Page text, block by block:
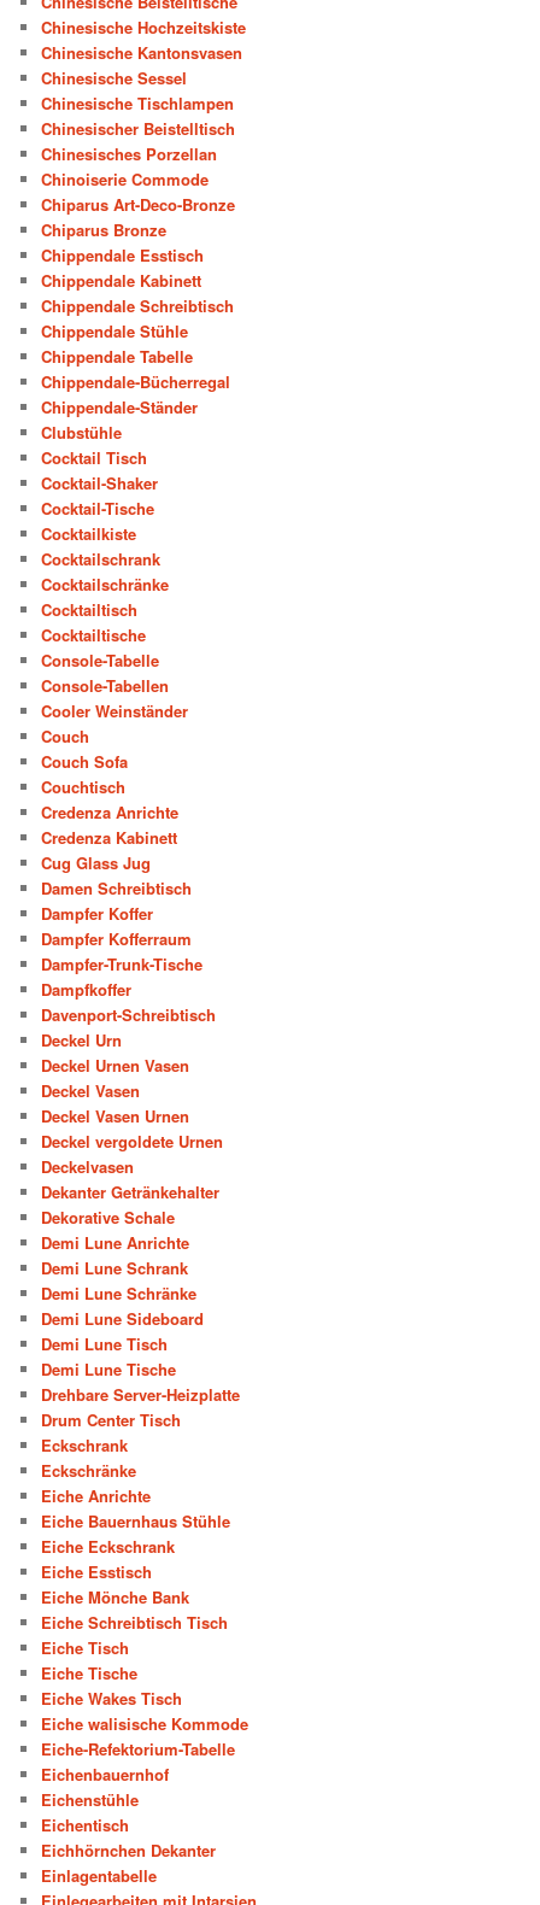
Chinesische Hochzeitskiste
Chinesische Kantonsvasen
Chinesische Sessel
Chinesische Tischlampen
Chinesischer Beistelltisch
Chinesisches Porzellan
Chinoiserie Commode
Chiparus Art-Deco-Bronze
Chiparus Bronze
Chippendale Esstisch
Chippendale Kabinett
Chippendale Schreibtisch
Chippendale Stühle
Chippendale Tabelle
Chippendale-Bücherregal
Chippendale-Ständer
Clubstühle
Cocktail Tisch
Cocktail-Shaker
Cocktail-Tische
Cocktailkiste
Cocktailschrank
Cocktailschränke
Cocktailtisch
Cocktailtische
Console-Tabelle
Console-Tabellen
Cooler Weinständer
Couch
Couch Sofa
Couchtisch
Credenza Anrichte
Credenza Kabinett
Cug Glass Jug
Damen Schreibtisch
Dampfer Koffer
Dampfer Kofferraum
Dampfer-Trunk-Tische
Dampfkoffer
Davenport-Schreibtisch
Deckel Urn
Deckel Urnen Vasen
Deckel Vasen
Deckel Vasen Urnen
Deckel vergoldete Urnen
Deckelvasen
Dekanter Getränkehalter
Dekorative Schale
Demi Lune Anrichte
Demi Lune Schrank
Demi Lune Schränke
Demi Lune Sideboard
Demi Lune Tisch
Demi Lune Tische
Drehbare Server-Heizplatte
Drum Center Tisch
Eckschrank
Eckschränke
Eiche Anrichte
Eiche Bauernhaus Stühle
Eiche Eckschrank
Eiche Esstisch
Eiche Mönche Bank
Eiche Schreibtisch Tisch
Eiche Tisch
Eiche Tische
Eiche Wakes Tisch
Eiche walisische Kommode
Eiche-Refektorium-Tabelle
Eichenbauernhof
Eichenstühle
Eichentisch
Eichhörnchen Dekanter
Einlagentabelle